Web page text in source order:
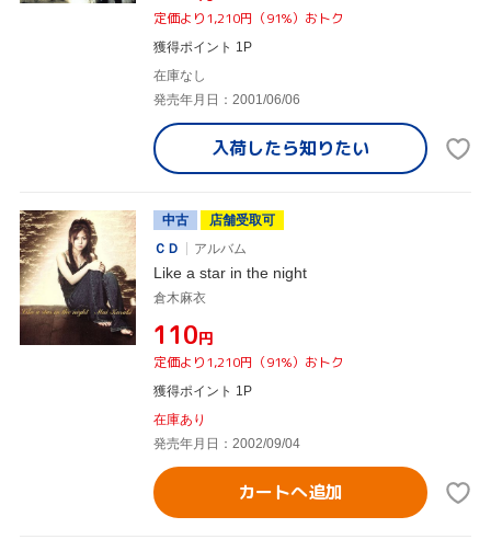
定価より1,210円（91%）おトク
獲得ポイント 1P
在庫なし
発売年月日：2001/06/06
入荷したら知りたい
中古
店舗受取可
ＣＤ
アルバム
Like a star in the night
倉木麻衣
¥110円
定価より1,210円（91%）おトク
獲得ポイント 1P
在庫あり
発売年月日：2002/09/04
カートへ追加